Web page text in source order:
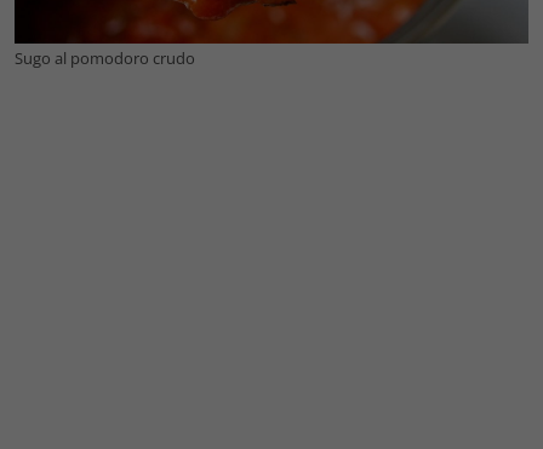
Sugo al pomodoro crudo